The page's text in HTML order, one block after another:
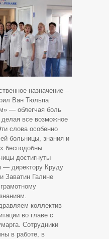
назначение –
Ван Тюльпа
— облегчая боль
все возможное
слова особенно
больницы, знания и
бесподобны.
достигнуты
— директору Круду
Заватин Галине
коллектив
во главе с
Сотрудники
в работе, в